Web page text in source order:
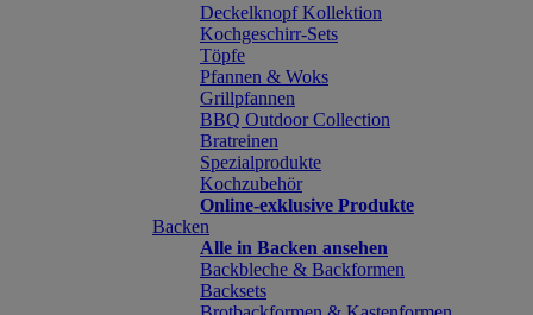
Deckelknopf Kollektion
Kochgeschirr-Sets
Töpfe
Pfannen & Woks
Grillpfannen
BBQ Outdoor Collection
Bratreinen
Spezialprodukte
Kochzubehör
Online-exklusive Produkte
Backen
Alle in Backen ansehen
Backbleche & Backformen
Backsets